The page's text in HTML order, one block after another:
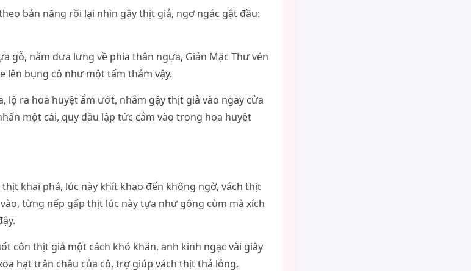
bản năng rồi lại nhìn gậy thịt giả, ngơ ngác gật đầu:
gỗ, nằm đưa lưng về phía thân ngựa, Giản Mặc Thư vén
lên bụng cô như một tấm thảm vậy.
lộ ra hoa huyệt ẩm ướt, nhắm gậy thịt giả vào ngay cửa
một cái, quy đầu lập tức cắm vào trong hoa huyệt
khai phá, lúc này khít khao đến không ngờ, vách thịt
từng nếp gấp thịt lúc này tựa như gông cùm mà xích
côn thịt giả một cách khó khăn, anh kinh ngạc vài giây
hạt trân châu của cô, trợ giúp vách thịt thả lỏng.